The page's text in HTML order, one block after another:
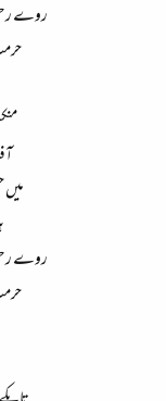
روے
روے